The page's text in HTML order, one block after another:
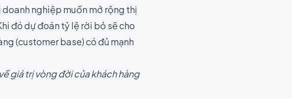
doanh nghiệp muốn mở rộng thị
đó dự đoán tỷ lệ rời bỏ sẽ cho
(customer base)có đủ mạnh
giá trị vòng đời của khách hàng